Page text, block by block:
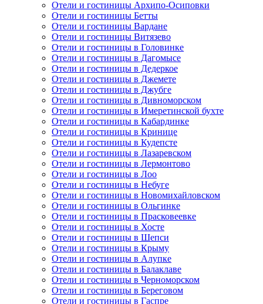
Отели и гостиницы Архипо-Осиповки
Отели и гостиницы Бетты
Отели и гостиницы Вардане
Отели и гостиницы Витязево
Отели и гостиницы в Головинке
Отели и гостиницы в Дагомысе
Отели и гостиницы в Дедеркое
Отели и гостиницы в Джемете
Отели и гостиницы в Джубге
Отели и гостиницы в Дивноморском
Отели и гостиницы в Имеретинской бухте
Отели и гостиницы в Кабардинке
Отели и гостиницы в Кринице
Отели и гостиницы в Кудепсте
Отели и гостиницы в Лазаревском
Отели и гостиницы в Лермонтово
Отели и гостиницы в Лоо
Отели и гостиницы в Небуге
Отели и гостиницы в Новомихайловском
Отели и гостиницы в Ольгинке
Отели и гостиницы в Прасковеевке
Отели и гостиницы в Хосте
Отели и гостиницы в Шепси
Отели и гостиницы в Крыму
Отели и гостиницы в Алупке
Отели и гостиницы в Балаклаве
Отели и гостиницы в Черноморском
Отели и гостиницы в Береговом
Отели и гостиницы в Гаспре